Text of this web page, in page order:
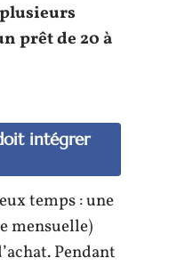
prêt de 20 à
intégrer
temps : une
mensuelle)
Pendant